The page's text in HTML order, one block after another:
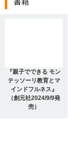
書籍
『親子でできる モン
テッソーリ教育とマ
インドフルネス』
（創元社2024/9/9発
売）